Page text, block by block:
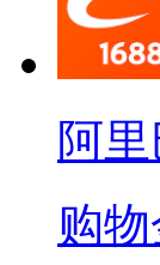
阿
购